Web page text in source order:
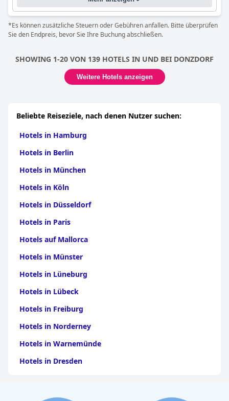
Einrichtungen erhöhen den Wert des Aufenthalts zusätzlich. Das
Hotel bietet eine ausgewogene Mischung aus Kosten und
Qualität, erfüllt die deutschen Drei-Sterne-Standards und bietet
eine zuverlässige und erschwingliche Option für Reisende.
(Hotel-Restaurant Löwen)ein zufriedenstellendes und
komfortables Erlebnis, das sich durch exzellente Küche,
Sauberkeit, freundliches Personal und eine günstige, aber
*Es können zusätzliche Steuern oder Gebühren anfallen. Bitte überprüfen
Sie den Endpreis, bevor Sie Ihre Buchung abschließen.
SHOWING 1-20 VON 139 HOTELS IN UND BEI DONZDORF
Weitere Hotels anzeigen
Beliebte Reiseziele, nach denen Nutzer suchen:
Hotels in Hamburg
Hotels in Berlin
Hotels in München
Hotels in Köln
Hotels in Düsseldorf
Hotels in Paris
Hotels auf Mallorca
Hotels in Münster
Hotels in Lüneburg
Hotels in Lübeck
Hotels in Freiburg
Hotels in Norderney
Hotels in Warnemünde
Hotels in Dresden
Hotels in Stuttgart